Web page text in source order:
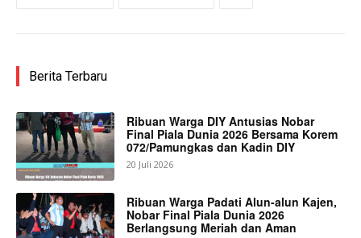
Berita Terbaru
Ribuan Warga DIY Antusias Nobar
Final Piala Dunia 2026 Bersama Korem
072/Pamungkas dan Kadin DIY
20 Juli 2026
Ribuan Warga Padati Alun-alun Kajen,
Nobar Final Piala Dunia 2026
Berlangsung Meriah dan Aman